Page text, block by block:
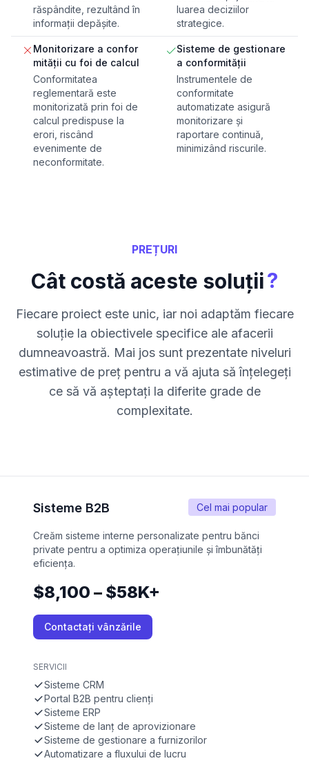
răspândite, rezultând în
informații depășite.
luarea deciziilor
strategice.
Monitorizare a confor
mității cu foi de calcul
Conformitatea
reglementară este
monitorizată prin foi de
calcul predispuse la
erori, riscând
evenimente de
neconformitate.
Sisteme de gestionare
a conformității
Instrumentele de
conformitate
automatizate asigură
monitorizare și
raportare continuă,
minimizând riscurile.
PREȚURI
Cât costă aceste soluții?
Fiecare proiect este unic, iar noi adaptăm fiecare
soluție la obiectivele specifice ale afacerii
dumneavoastră. Mai jos sunt prezentate niveluri
estimative de preț pentru a vă ajuta să înțelegeți
ce să vă așteptați la diferite grade de
complexitate.
Cel mai popular
Sisteme B2B
Creăm sisteme interne personalizate pentru bănci
private pentru a optimiza operațiunile și îmbunătăți
eficiența.
$8,100 – $58K+
Contactați vânzările
SERVICII
Sisteme CRM
Portal B2B pentru clienți
Sisteme ERP
Sisteme de lanț de aprovizionare
Sisteme de gestionare a furnizorilor
Automatizare a fluxului de lucru